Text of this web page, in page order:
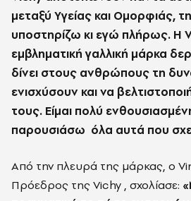
μεταξύ Yγείας και Oμορφιάς,
υποστηρίζω κι εγώ πλήρως. Η
εμβληματική γαλλική μάρκα
δίνει στους ανθρώπους τη
ενισχύσουν και να
τους. Eίμαι πολύ
παρουσιάσω όλα αυτά που
Από την πλευρά της μάρκας, ο
Πρόεδρος της Vichy , σχολίασε: